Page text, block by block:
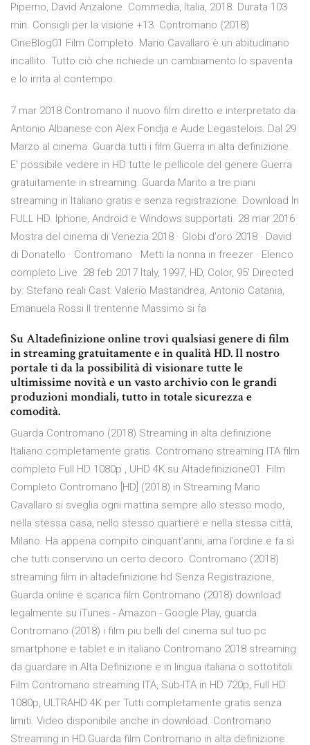
Piperno, David Anzalone. Commedia, Italia, 2018. Durata 103
min. Consigli per la visione +13. Contromano (2018)
CineBlog01 Film Completo. Mario Cavallaro è un abitudinario
incallito. Tutto ciò che richiede un cambiamento lo spaventa
e lo irrita al contempo.
7 mar 2018 Contromano il nuovo film diretto e interpretato da
Antonio Albanese con Alex Fondja e Aude Legastelois. Dal 29
Marzo al cinema. Guarda tutti i film Guerra in alta definizione.
E' possibile vedere in HD tutte le pellicole del genere Guerra
gratuitamente in streaming. Guarda Marito a tre piani
streaming in Italiano gratis e senza registrazione. Download In
FULL HD. Iphone, Android e Windows supportati. 28 mar 2016
Mostra del cinema di Venezia 2018 · Globi d'oro 2018 · David
di Donatello · Contromano · Metti la nonna in freezer · Elenco
completo Live. 28 feb 2017 Italy, 1997, HD, Color, 95' Directed
by: Stefano reali Cast: Valerio Mastandrea, Antonio Catania,
Emanuela Rossi Il trentenne Massimo si fa
Su Altadefinizione online trovi qualsiasi genere di film
in streaming gratuitamente e in qualità HD. Il nostro
portale ti da la possibilità di visionare tutte le
ultimissime novità e un vasto archivio con le grandi
produzioni mondiali, tutto in totale sicurezza e
comodità.
Guarda Contromano (2018) Streaming in alta definizione
Italiano completamente gratis. Contromano streaming ITA film
completo Full HD 1080p , UHD 4K su Altadefinizione01. Film
Completo Contromano [HD] (2018) in Streaming Mario
Cavallaro si sveglia ogni mattina sempre allo stesso modo,
nella stessa casa, nello stesso quartiere e nella stessa città,
Milano. Ha appena compito cinquant’anni, ama l’ordine e fa sì
che tutti conservino un certo decoro. Contromano (2018)
streaming film in altadefinizione hd Senza Registrazione,
Guarda online e scarica film Contromano (2018) download
legalmente su iTunes - Amazon - Google Play, guarda
Contromano (2018) i film piu belli del cinema sul tuo pc
smartphone e tablet e in italiano Contromano 2018 streaming
da guardare in Alta Definizione e in lingua italiana o sottotitoli.
Film Contromano streaming ITA, Sub-ITA in HD 720p, Full HD
1080p, ULTRAHD 4K per Tutti completamente gratis senza
limiti. Video disponibile anche in download. Contromano
Streaming in HD.Guarda film Contromano in alta definizione